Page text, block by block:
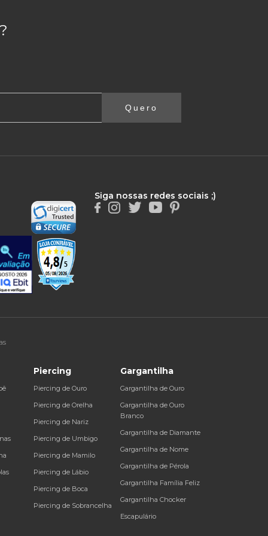
Quero
Siga nossas redes sociais ;)
Piercing
Piercing de Ouro
Piercing de Orelha
Piercing de Nariz
Piercing de Umbigo
Piercing de Mamilo
Piercing de Lábio
Piercing de Boca
Piercing de Sobrancelha
Gargantilha
Gargantilha de Ouro
Gargantilha de Ouro
Branco
Gargantilha de Diamante
Gargantilha de Nome
Gargantilha de Pérola
Gargantilha Família Feliz
Gargantilha Chocker
Escapulário